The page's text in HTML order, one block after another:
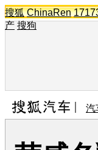
搜狐 ChinaRen
产 搜狗
汽